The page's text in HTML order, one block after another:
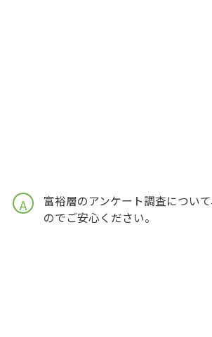
A
富裕層のアンケート調査につい
のでご安心ください。